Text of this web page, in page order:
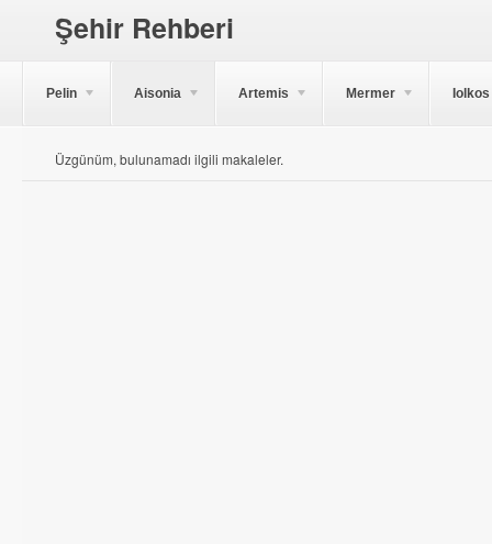
Şehir Rehberi
Pelin Aisonia Artemis Mermer Iolkos
Üzgünüm, bulunamadı ilgili makaleler.